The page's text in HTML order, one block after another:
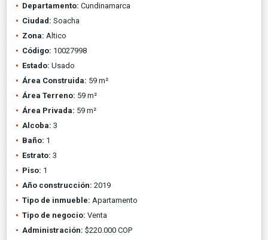
Departamento: Cundinamarca
Ciudad: Soacha
Zona: Altico
Código: 10027998
Estado: Usado
Área Construida: 59 m²
Área Terreno: 59 m²
Área Privada: 59 m²
Alcoba: 3
Baño: 1
Estrato: 3
Piso: 1
Año construcción: 2019
Tipo de inmueble: Apartamento
Tipo de negocio: Venta
Administración: $220.000 COP